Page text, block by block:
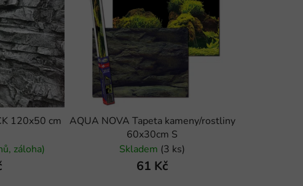
120x50 cm
záloha)
AQUA NOVA Tapeta kameny/rostliny
60x30cm S
Skladem (3 ks)
61 Kč